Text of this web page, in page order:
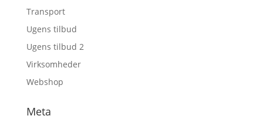
Transport
Ugens tilbud
Ugens tilbud 2
Virksomheder
Webshop
Meta